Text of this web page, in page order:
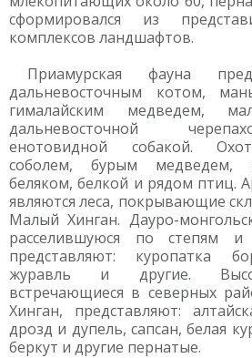
сформировался из
комплексов ландшафтов.
Приамурская фауна
дальневосточным котом,
гималайским медведем,
дальневосточной
енотовидной собакой.
соболем, бурым медведем,
беляком, белкой и рядом птиц.
являются леса, покрывающие
Малый Хинган. Дауро-
расселившуюся по степям
представляют: куропатка
журавль и другие.
встречающиеся в северных
Хинган, представляют:
дрозд и дупель, сапсан, белая
беркут и другие пернатые.